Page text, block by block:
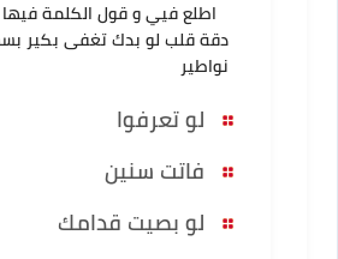
اطلع فيي و قول الكلمة
دقة قلب لو بدك تغفى بكير
نواطير
لو تعرفوا
فاتت سنين
لو بصيت قدامك